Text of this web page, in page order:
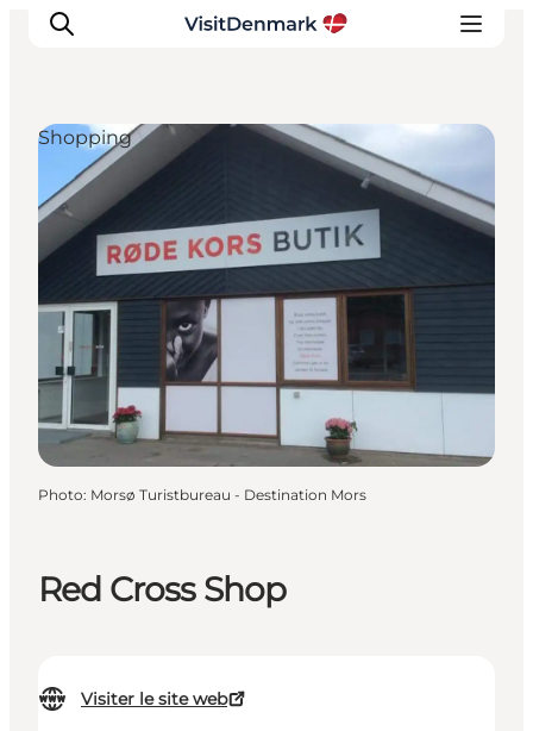
Inspirations
Destinations
Quoi faire
Hébergements
Planifiez votre voyage
Red Cross Shop
Visiter le site web
Shopping
Photo: Morsø Turistbureau - Destination Mors